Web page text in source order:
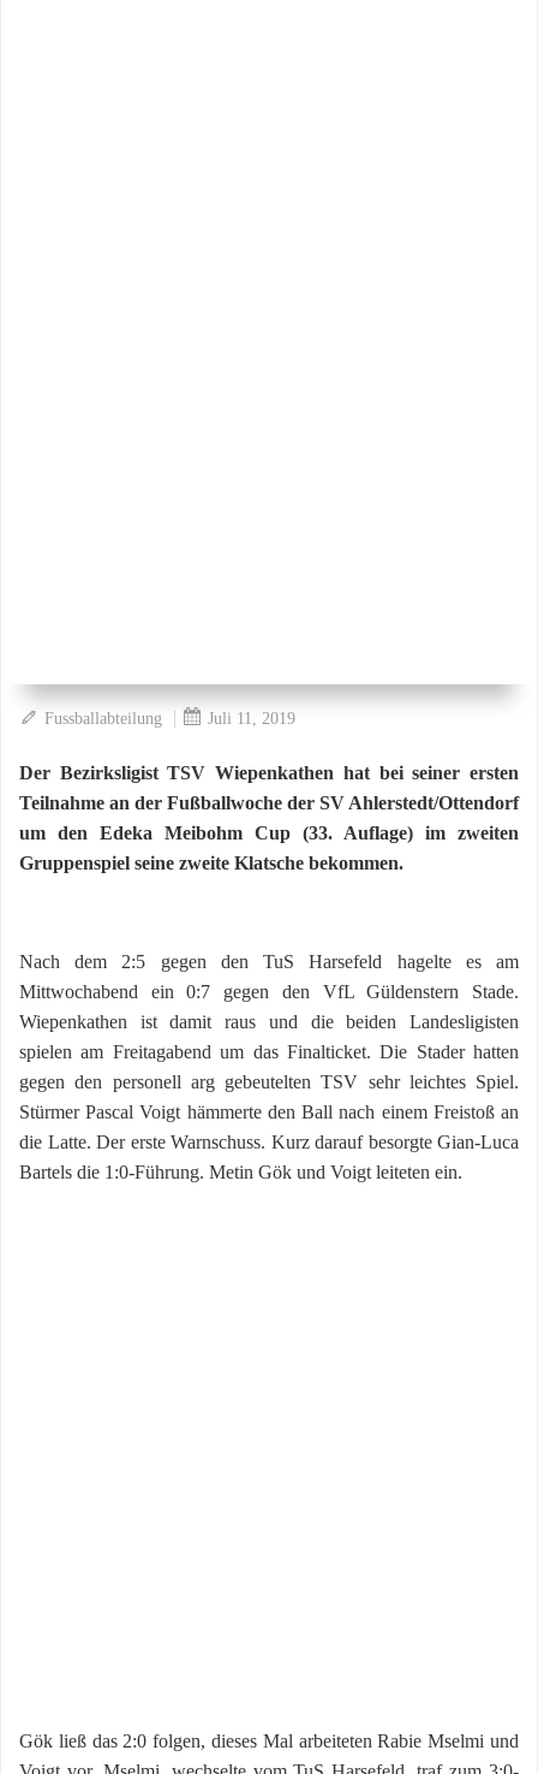
Fussballabteilung | Juli 11, 2019
Der Bezirksligist TSV Wiepenkathen hat bei seiner ersten
Teilnahme an der Fußballwoche der SV Ahlerstedt/Ottendorf
um den Edeka Meibohm Cup (33. Auflage) im zweiten
Gruppenspiel seine zweite Klatsche bekommen.
Nach dem 2:5 gegen den TuS Harsefeld hagelte es am
Mittwochabend ein 0:7 gegen den VfL Güldenstern Stade.
Wiepenkathen ist damit raus und die beiden Landesligisten
spielen am Freitagabend um das Finalticket. Die Stader hatten
gegen den personell arg gebeutelten TSV sehr leichtes Spiel.
Stürmer Pascal Voigt hämmerte den Ball nach einem Freistoß an
die Latte. Der erste Warnschuss. Kurz darauf besorgte Gian-Luca
Bartels die 1:0-Führung. Metin Gök und Voigt leiteten ein.
Gök ließ das 2:0 folgen, dieses Mal arbeiteten Rabie Mselmi und